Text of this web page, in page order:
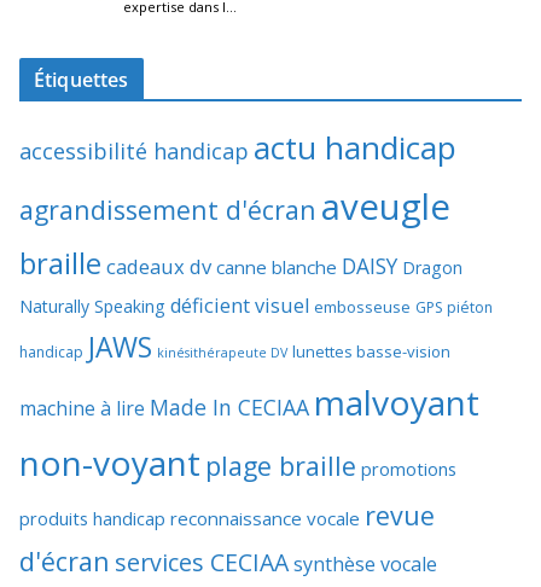
Étiquettes
accessibilité handicap actu handicap
agrandissement d'écran aveugle
braille cadeaux dv canne blanche DAISY Dragon
Naturally Speaking déficient visuel embosseuse GPS piéton
handicap JAWS kinésithérapeute DV lunettes basse-vision
machine à lire Made In CECIAA malvoyant
non-voyant plage braille promotions
produits handicap reconnaissance vocale revue
d'écran services CECIAAsynthèse vocale